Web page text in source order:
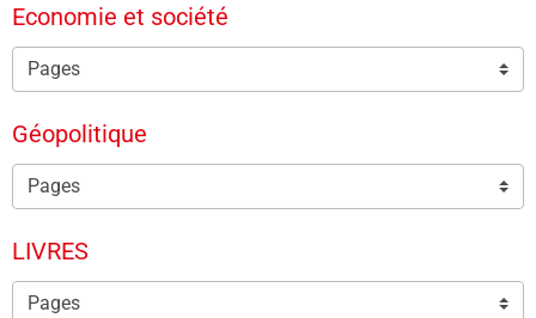
Economie et société
Géopolitique
LIVRES